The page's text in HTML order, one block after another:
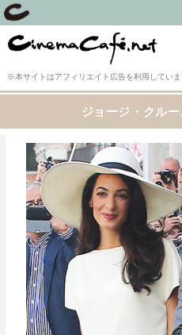
※本サイトはアフィリエイト広告を利用してい
ジョージ・クル